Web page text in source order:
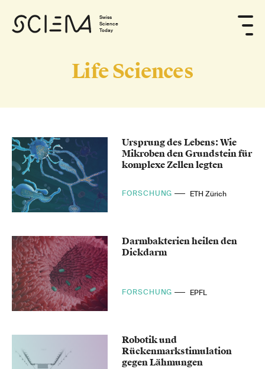
Swiss
Science
Today
Life Sciences
Ursprung des Lebens: Wie
Mikroben den Grundstein für
komplexe Zellen legten
FORSCHUNG ETH Zürich
Darmbakterien heilen den
Dickdarm
FORSCHUNG EPFL
Robotik und
Rückenmarkstimulation
gegen Lähmungen